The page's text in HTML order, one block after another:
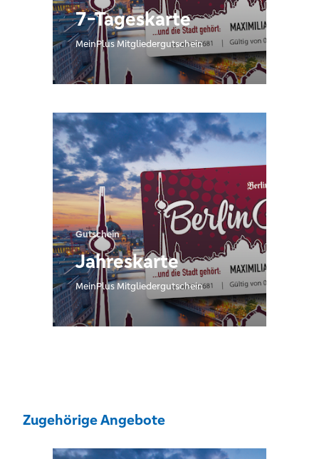
7-Tageskarte
MeinPlus Mitgliedergutschein
Gutschein
Jahreskarte
MeinPlus Mitgliedergutschein
Zugehörige Angebote